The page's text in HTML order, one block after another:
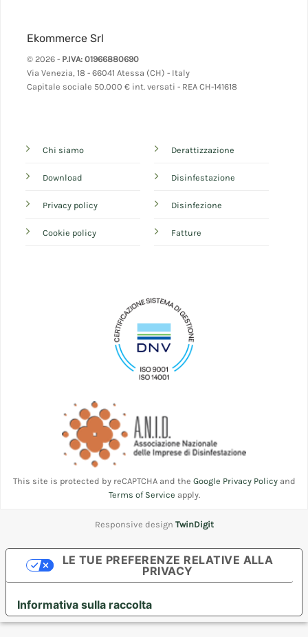
Ekommerce Srl
© 2026 - P.IVA: 01966880690
Via Venezia, 18 - 66041 Atessa (CH) - Italy
Capitale sociale 50.000 € int. versati - REA CH-141618
Chi siamo
Download
Privacy policy
Cookie policy
Derattizzazione
Disinfestazione
Disinfezione
Fatture
This site is protected by reCAPTCHA and the Google Privacy Policyand
Terms of Service apply.
Responsive design TwinDigit
Informativa sulla raccolta
LE TUE PREFERENZE RELATIVE ALLA
PRIVACY